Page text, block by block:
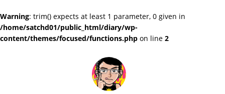
Warning: trim() expects at least 1 parameter, 0 given in
/home/satchd01/public_html/diary/wp-
content/themes/focused/functions.php on line 2